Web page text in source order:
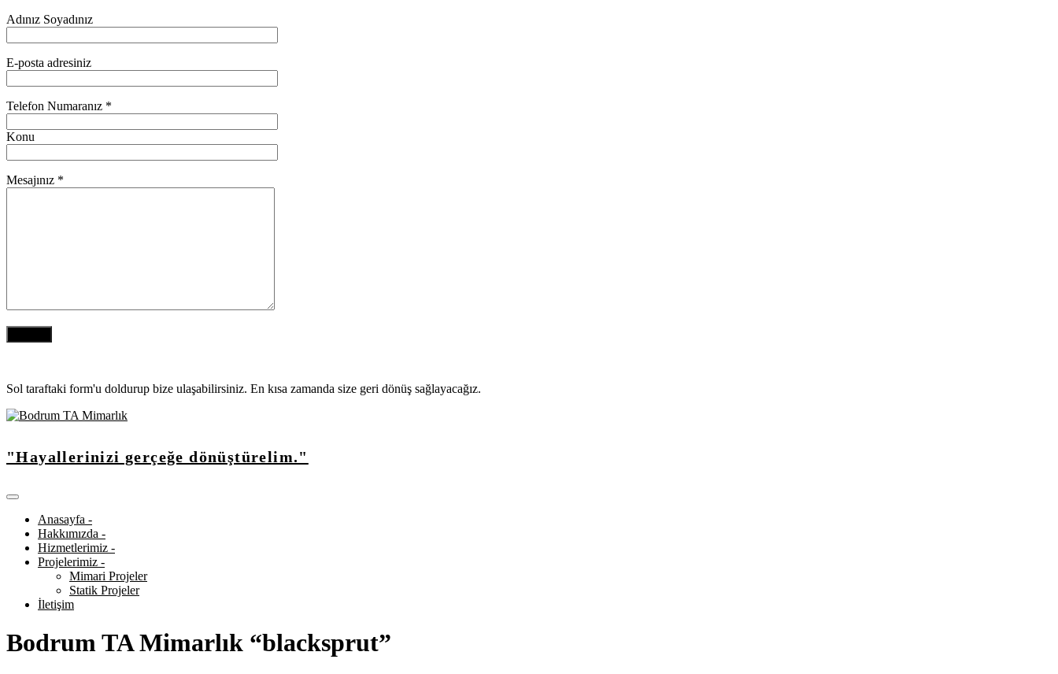
Adınız Soyadınız
E-posta adresiniz
Telefon Numaranız *
Konu
Mesajınız *
Sol taraftaki form'u doldurup bize ulaşabilirsiniz. En kısa zamanda size geri dönüş sağlayacağız.
"Hayallerinizi gerçeğe dönüştürelim."
Anasayfa -
Hakkımızda -
Hizmetlerimiz -
Projelerimiz -
Mimari Projeler
Statik Projeler
İletişim
Bodrum TA Mimarlık “blacksprut”